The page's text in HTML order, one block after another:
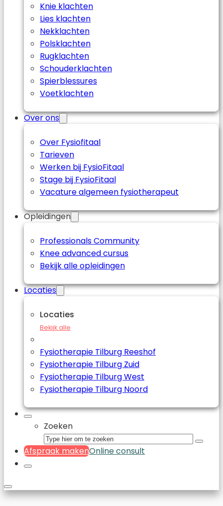
Knie klachten
Lies klachten
Nekklachten
Polsklachten
Rugklachten
Schouderklachten
Spierblessures
Voetklachten
Over ons
Over Fysiofitaal
Tarieven
Werken bij FysioFitaal
Stage bij FysioFitaal
Vacature algemeen fysiotherapeut
Opleidingen
Professionals Community
Knee advanced cursus
Bekijk alle opleidingen
Locaties
Locaties
Bekijk alle
Fysiotherapie Tilburg Reeshof
Fysiotherapie Tilburg Zuid
Fysiotherapie Tilburg West
Fysiotherapie Tilburg Noord
Zoeken
Afspraak makenOnline consult